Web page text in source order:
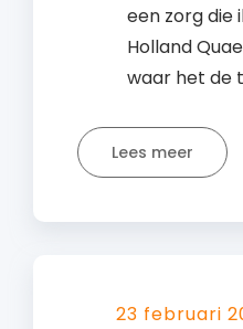
een zorg die
Holland
waar het de
Lees meer
23 februari